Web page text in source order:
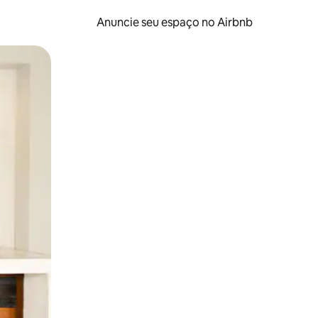
Anuncie seu espaço no Airbnb
o dedo na tela.